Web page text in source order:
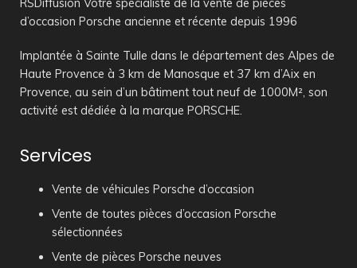
RSDiffusion Votre spécialiste de la vente de pièces
d’occasion Porsche ancienne et récente depuis 1996
Implantée à Sainte Tulle dans le département des Alpes de
Haute Provence à 3 km de Manosque et 37 km d’Aix en
Provence, au sein d’un bâtiment tout neuf de 1000M², son
activité est dédiée à la marque PORSCHE.
Services
Vente de véhicules Porsche d’occasion
Vente de toutes pièces d’occasion Porsche
sélectionnées
Vente de pièces Porsche neuves